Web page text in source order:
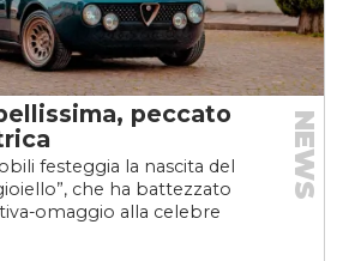
peccato
festeggia la nascita del
che ha battezzato
omaggio alla celebre
NEWS